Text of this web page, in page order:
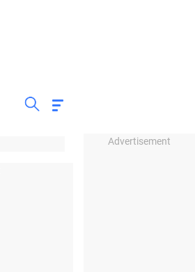
Advertisement